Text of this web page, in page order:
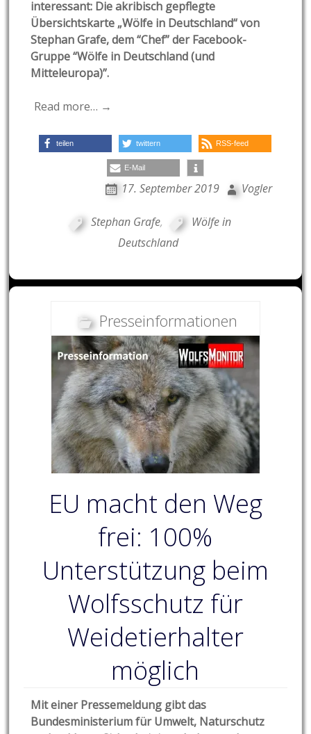
interessant: Die akribisch gepflegte
Übersichtskarte „Wölfe in Deutschland“ von
Stephan Grafe, dem “Chef” der Facebook-
Gruppe “Wölfe in Deutschland (und
Mitteleuropa)”.
Read more… →
teilen twittern RSS-feed
E-Mail
17. September 2019 Vogler
Stephan Grafe,
Wölfe in
Deutschland
Presseinformationen
EU macht den Weg
frei: 100%
Unterstützung beim
Wolfsschutz für
Weidetierhalter
möglich
Mit einer Pressemeldung gibt das
Bundesministerium für Umwelt, Naturschutz